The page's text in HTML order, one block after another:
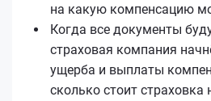
на какую компенсацию
Когда все документы
страховая компания
ущерба и выплаты
сколько стоит страховка